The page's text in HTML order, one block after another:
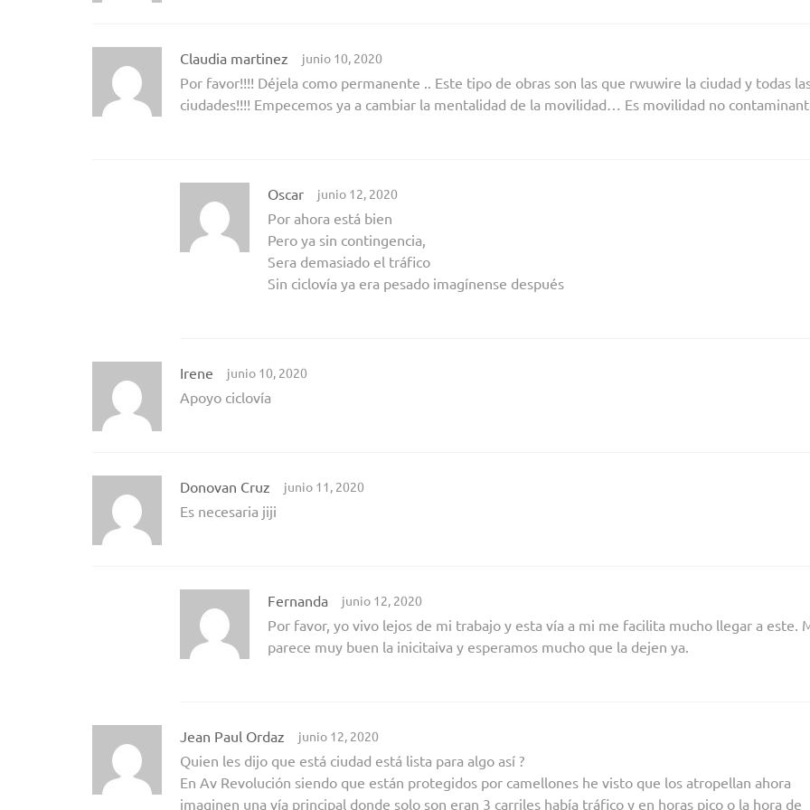
Claudia martinez junio 10, 2020
Por favor!!!! Déjela como permanente .. Este tipo de obras son las que rwuwire la ciudad y todas
ciudades!!!! Empecemos ya a cambiar la mentalidad de la movilidad… Es movilidad no
Oscar junio 12, 2020
Por ahora está bien
Pero ya sin contingencia,
Sera demasiado el tráfico
Sin ciclovía ya era pesado imagínense después
Irene junio 10, 2020
Apoyo ciclovía
Donovan Cruz junio 11, 2020
Es necesaria jiji
Fernanda junio 12, 2020
Por favor, yo vivo lejos de mi trabajo y esta vía a mi me facilita mucho llegar a este.
parece muy buen la inicitaiva y esperamos mucho que la dejen ya.
Jean Paul Ordaz junio 12, 2020
Quien les dijo que está ciudad está lista para algo así ?
En Av Revolución siendo que están protegidos por camellones he visto que los atropellan ahora
imaginen una vía principal donde solo son eran 3 carriles había tráfico y en horas pico o la hora de